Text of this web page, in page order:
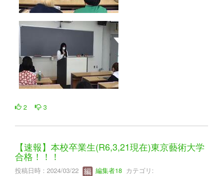
2 3
【速報】本校卒業生(R6,3,21現在)東京藝術大学
合格！！！
投稿日時 : 2024/03/22 編集者18 カテゴリ: